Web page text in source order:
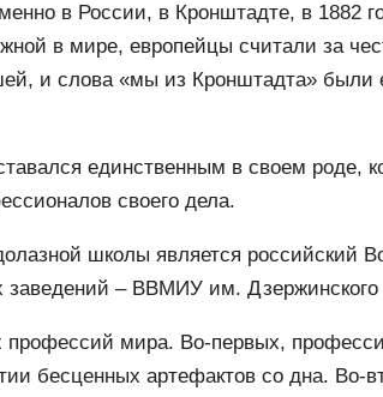
в России, в Кронштадте, в 1882
в мире, европейцы считали за
и слова «мы из Кронштадта» были
единственным в своем роде,
своего дела.
школы является российский
заведений – ВВМИУ им.
мира. Во-первых,
бесценных артефактов со дна. Во-